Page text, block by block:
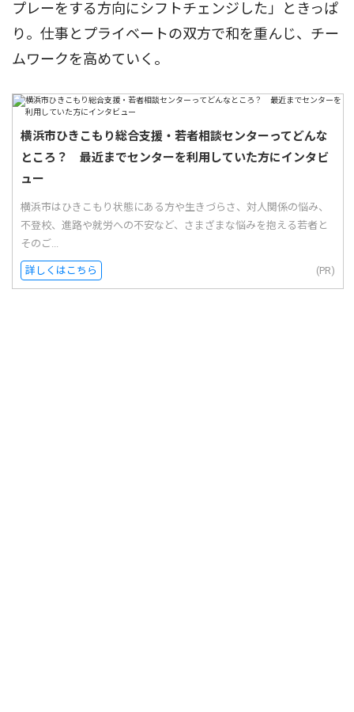
プレーをする方向にシフトチェンジした」ときっぱ
り。仕事とプライベートの双方で和を重んじ、チー
ムワークを高めていく。
横浜市ひきこもり総合支援・若者相談センターってどんな
ところ？ 最近までセンターを利用していた方にインタビ
ュー
横浜市はひきこもり状態にある方や生きづらさ、対人関係の悩み、
不登校、進路や就労への不安など、さまざまな悩みを抱える若者と
そのご...
詳しくはこちら (PR)